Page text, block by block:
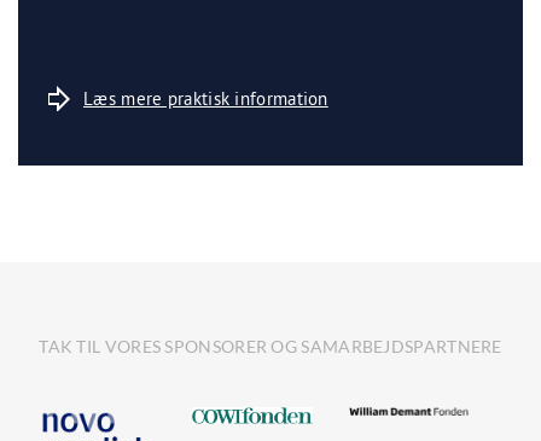
Læs mere praktisk information
TAK TIL VORES SPONSORER OG SAMARBEJDSPARTNERE